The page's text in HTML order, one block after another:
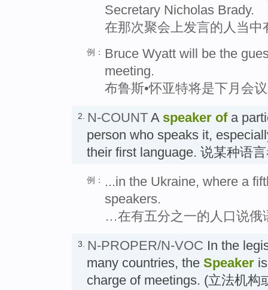
Secretary Nicholas Brady.
在那次聚会上发言的人当中
例： Bruce Wyatt will be the
meeting.
布鲁斯•怀亚特将是下月会
2. N-COUNT A speaker ofa
person who speaks it,
their first language. 说某种语
例：
...in the Ukraine, where a
speakers.
…在有五分之一的人口说俄
3. N-PROPER/N-VOC In the
many countries, the Speaker
charge of meetings. (立法机构